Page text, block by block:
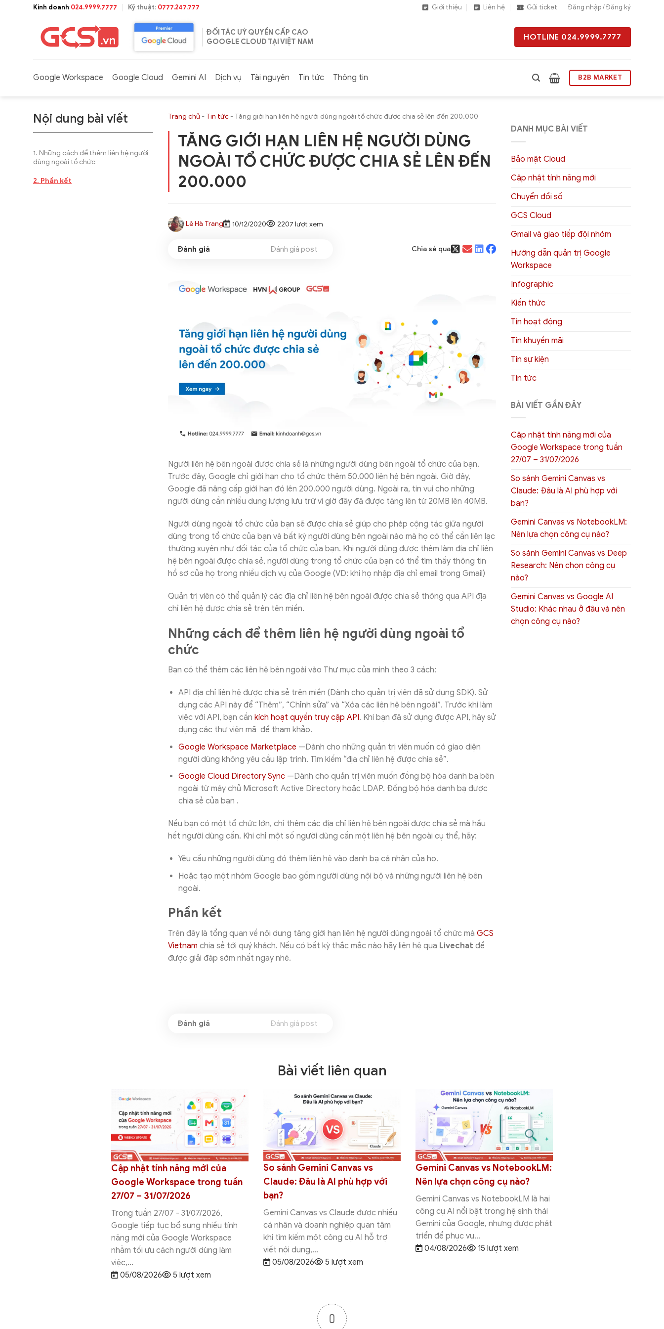
Kinh doanh:024.9999.7777 Kỹ thuật: 0777.247.777 Giới thiệu Liên hệ Gửi ticket Đăng nhập / Đăng ký
ĐỐI TÁC UỶ QUYỀN CẤP CAO
GOOGLE CLOUD TẠI VIỆT NAM
HOTLINE 024.9999.7777
Google Workspace Google Cloud Gemini AI Dịch vụ Tài nguyên Tin tức Thông tin B2B MARKET
Nội dung bài viết
Những cách để thêm liên hệ người
dùng ngoài tổ chức
Phần kết
Trang chủ - Tin tức- Tăng giới hạn liên hệ người dùng ngoài tổ chức được chia sẻ lên đến 200.000
TĂNG GIỚI HẠN LIÊN HỆ NGƯỜI DÙNG
NGOÀI TỔ CHỨC ĐƯỢC CHIA SẺ LÊN ĐẾN
200.000
Lê Hà Trang 10/12/2020 2207 lượt xem
Đánh giá post Chia sẻ qua
Người liên hệ bên ngoài được chia sẻ là những người dùng bên ngoài tổ chức của bạn.
Trước đây, Google chỉ giới hạn cho tổ chức thêm 50.000 liên hệ bên ngoài. Giờ đây,
Google đã nâng cấp giới hạn đó lên 200.000 người dùng. Ngoài ra, tin vui cho những
người dùng cần nhiều dung lượng lưu trữ vì giờ đây đã được tăng lên từ 20MB lên 40MB.
Người dùng ngoài tổ chức của bạn sẽ được chia sẻ giúp cho phép cộng tác giữa người
dùng trong tổ chức của bạn và bất kỳ người dùng bên ngoài nào mà họ có thể cần liên lạc
thường xuyên như đối tác của tổ chức của bạn. Khi người dùng được thêm làm địa chỉ liên
hệ bên ngoài được chia sẻ, người dùng trong tổ chức của bạn có thể tìm thấy thông tin
hồ sơ của họ trong nhiều dịch vụ của Google (VD: khi họ nhập địa chỉ email trong Gmail)
Quản trị viên có thể quản lý các địa chỉ liên hệ bên ngoài được chia sẻ thông qua API địa
chỉ liên hệ được chia sẻ trên tên miền.
Những cách để thêm liên hệ người dùng ngoài tổ
chức
Bạn có thể thêm các liên hệ bên ngoài vào Thư mục của mình theo 3 cách:
API địa chỉ liên hệ được chia sẻ trên miền (Dành cho quản trị viên đã sử dụng SDK). Sử
dụng các API này để “Thêm”, “Chỉnh sửa” và “Xóa các liên hệ bên ngoài”. Trước khi làm
việc với API, bạn cần kích hoạt quyền truy cập API. Khi bạn đã sử dụng được API, hãy sử
dụng các thư viện mã để tham khảo.
Google Workspace Marketplace —Dành cho những quản trị viên muốn có giao diện
người dùng không yêu cầu lập trình. Tìm kiếm “địa chỉ liên hệ được chia sẻ”.
Google Cloud Directory Sync—Dành cho quản trị viên muốn đồng bộ hóa danh bạ bên
ngoài từ máy chủ Microsoft Active Directory hoặc LDAP. Đồng bộ hóa danh bạ được
chia sẻ của bạn .
Nếu bạn có một tổ chức lớn, chỉ thêm các địa chỉ liên hệ bên ngoài được chia sẻ mà hầu
hết người dùng cần. Khi chỉ một số người dùng cần một liên hệ bên ngoài cụ thể, hãy:
Yêu cầu những người dùng đó thêm liên hệ vào danh bạ cá nhân của họ.
Hoặc tạo một nhóm Google bao gồm người dùng nội bộ và những người liên hệ bên
ngoài.
Phần kết
Trên đây là tổng quan về nội dung tăng giới hạn liên hệ người dùng ngoài tổ chức mà GCS
Vietnam chia sẻ tới quý khách. Nếu có bất kỳ thắc mắc nào hãy liên hệ qua Livechat để
được giải đáp sớm nhất ngay nhé.
Đánh giá post
DANH MỤC BÀI VIẾT
Bảo mật Cloud
Cập nhật tính năng mới
Chuyển đổi số
GCS Cloud
Gmail và giao tiếp đội nhóm
Hướng dẫn quản trị Google
Workspace
Infographic
Kiến thức
Tin hoạt động
Tin khuyến mãi
Tin sự kiện
Tin tức
BÀI VIẾT GẦN ĐÂY
Cập nhật tính năng mới của
Google Workspace trong tuần
27/07 – 31/07/2026
So sánh Gemini Canvas vs
Claude: Đâu là AI phù hợp với
bạn?
Gemini Canvas vs NotebookLM:
Nên lựa chọn công cụ nào?
So sánh Gemini Canvas vs Deep
Research: Nên chọn công cụ
nào?
Gemini Canvas vs Google AI
Studio: Khác nhau ở đâu và nên
chọn công cụ nào?
Bài viết liên quan
Cập nhật tính năng mới của
Google Workspace trong tuần
27/07 – 31/07/2026
Trong tuần 27/07 - 31/07/2026,
Google tiếp tục bổ sung nhiều tính
năng mới của Google Workspace
nhằm tối ưu cách người dùng làm
việc,...
05/08/2026
5 lượt xem
So sánh Gemini Canvas vs
Claude: Đâu là AI phù hợp với
bạn?
Gemini Canvas vs Claude được nhiều
cá nhân và doanh nghiệp quan tâm
khi tìm kiếm một công cụ AI hỗ trợ
viết nội dung,...
05/08/2026
5 lượt xem
Gemini Canvas vs NotebookLM:
Nên lựa chọn công cụ nào?
Gemini Canvas vs NotebookLM là hai
công cụ AI nổi bật trong hệ sinh thái
Gemini của Google, nhưng được phát
triển để phục vụ...
04/08/2026
15 lượt xem
0